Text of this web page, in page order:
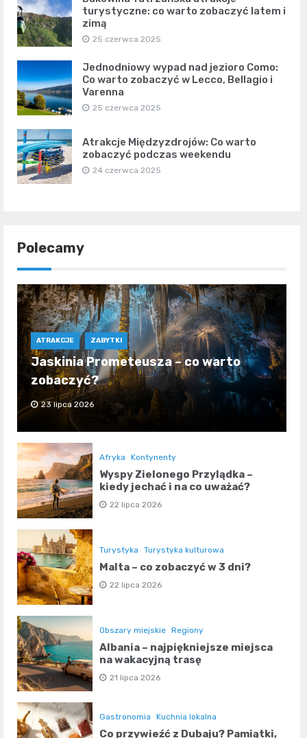
turystyczne: co warto zobaczyć latem i
zimą
25 czerwca 2025
Jednodniowy wypad nad jezioro Como:
Co warto zobaczyć w Lecco, Bellagio i
Varenna
25 czerwca 2025
Atrakcje Międzyzdrojów: Co warto
zobaczyć podczas weekendu
24 czerwca 2025
Polecamy
ATRAKCJE ZABYTKI
Jaskinia Prometeusza – co warto
zobaczyć?
23 lipca 2026
Afryka Kontynenty
Wyspy Zielonego Przylądka –
kiedy jechać i na co uważać?
22 lipca 2026
Turystyka Turystyka kulturowa
Malta – co zobaczyć w 3 dni?
22 lipca 2026
Obszary miejskie Regiony
Albania – najpiękniejsze miejsca
na wakacyjną trasę
21 lipca 2026
Gastronomia Kuchnia lokalna
Co przywieźć z Dubaju? Pamiątki,